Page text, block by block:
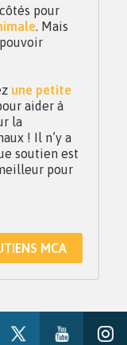
pour
. Mais
une petite
aider à
la
! Il n’y a
soutien est
pour
MCA